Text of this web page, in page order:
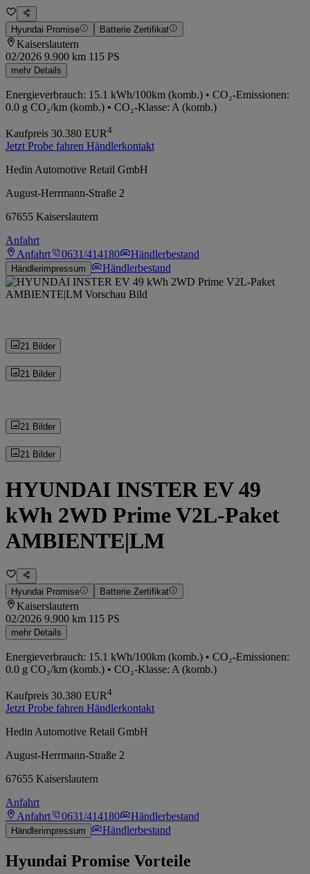
Hyundai Promise Batterie Zertifikat
Kaiserslautern
02/2026 9.900 km 115 PS
mehr Details
Energieverbrauch: 15.1 kWh/100km (komb.) • CO₂-Emissionen:
0.0 g CO₂/km (komb.) • CO₂-Klasse: A (komb.)
Kaufpreis 30.380 EUR4
Jetzt Probe fahren Händlerkontakt
Hedin Automotive Retail GmbH
August-Herrmann-Straße 2
67655 Kaiserslautern
Anfahrt
Anfahrt
0631/414180 Händlerbestand
Händlerimpressum Händlerbestand
21 Bilder
21 Bilder
21 Bilder
21 Bilder
HYUNDAI INSTER EV 49
kWh 2WD Prime V2L-Paket
AMBIENTE|LM
Hyundai Promise Batterie Zertifikat
Kaiserslautern
02/2026 9.900 km 115 PS
mehr Details
Energieverbrauch: 15.1 kWh/100km (komb.) • CO₂-Emissionen:
0.0 g CO₂/km (komb.) • CO₂-Klasse: A (komb.)
Kaufpreis 30.380 EUR4
Jetzt Probe fahren Händlerkontakt
Hedin Automotive Retail GmbH
August-Herrmann-Straße 2
67655 Kaiserslautern
Anfahrt
Anfahrt
0631/414180 Händlerbestand
Händlerimpressum Händlerbestand
Hyundai Promise Vorteile